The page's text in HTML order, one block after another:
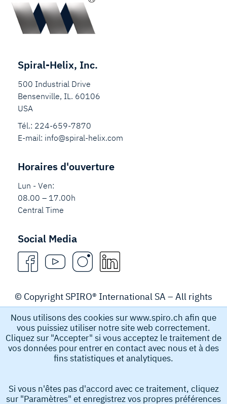
Spiral-Helix, Inc.
500 Industrial Drive
Bensenville, IL. 60106
USA
Tél.: 224-659-7870
E-mail: info@spiral-helix.com
Horaires d'ouverture
Lun - Ven:
08.00 – 17.00h
Central Time
Social Media
© Copyright SPIRO® International SA – All rights
reserved.
Legal Notice
Spiro International SA recueille et stocke des données à
mail et le numéro de téléphone que vous soumettez afin
Nous utilisons des cookies sur www.spiro.ch afin que
vous puissiez utiliser notre site web correctement.
Cliquez sur "Accepter" si vous acceptez le traitement de
vos données pour entrer en contact avec nous et à des
fins statistiques et analytiques.
Si vous n'êtes pas d'accord avec ce traitement, cliquez
sur "Paramètres" et enregistrez vos propres préférences